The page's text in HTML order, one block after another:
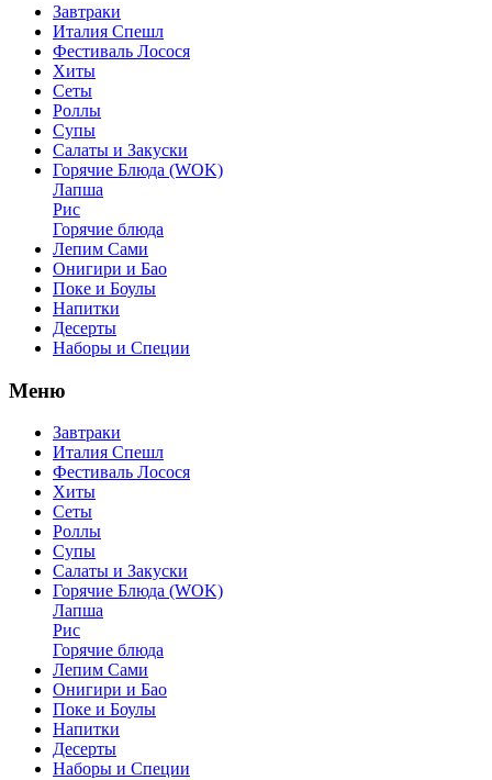
Завтраки
Италия Спешл
Фестиваль Лосося
Хиты
Сеты
Роллы
Супы
Салаты и Закуски
Горячие Блюда (WOK)
Лапша
Рис
Горячие блюда
Лепим Сами
Онигири и Бао
Поке и Боулы
Напитки
Десерты
Наборы и Специи
Меню
Завтраки
Италия Спешл
Фестиваль Лосося
Хиты
Сеты
Роллы
Супы
Салаты и Закуски
Горячие Блюда (WOK)
Лапша
Рис
Горячие блюда
Лепим Сами
Онигири и Бао
Поке и Боулы
Напитки
Десерты
Наборы и Специи